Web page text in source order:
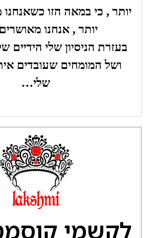
יותר , כי במאה הזו כשאנחנו
יותר , אנחנו
בעזרת הניסיון שלי הידיים
ושל המומחים שעובדים
שלי…
לקשמי